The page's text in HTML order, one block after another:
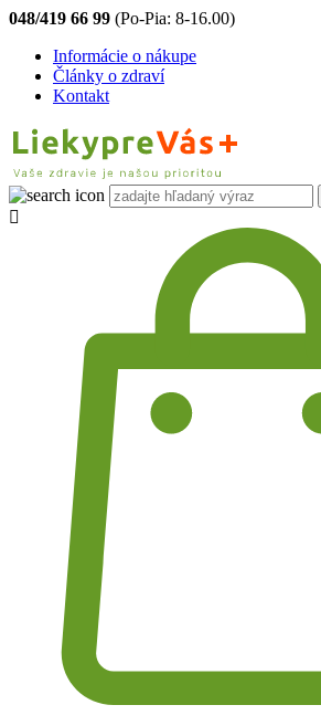
048/419 66 99 (Po-Pia: 8-16.00)
Informácie o nákupe
Články o zdraví
Kontakt